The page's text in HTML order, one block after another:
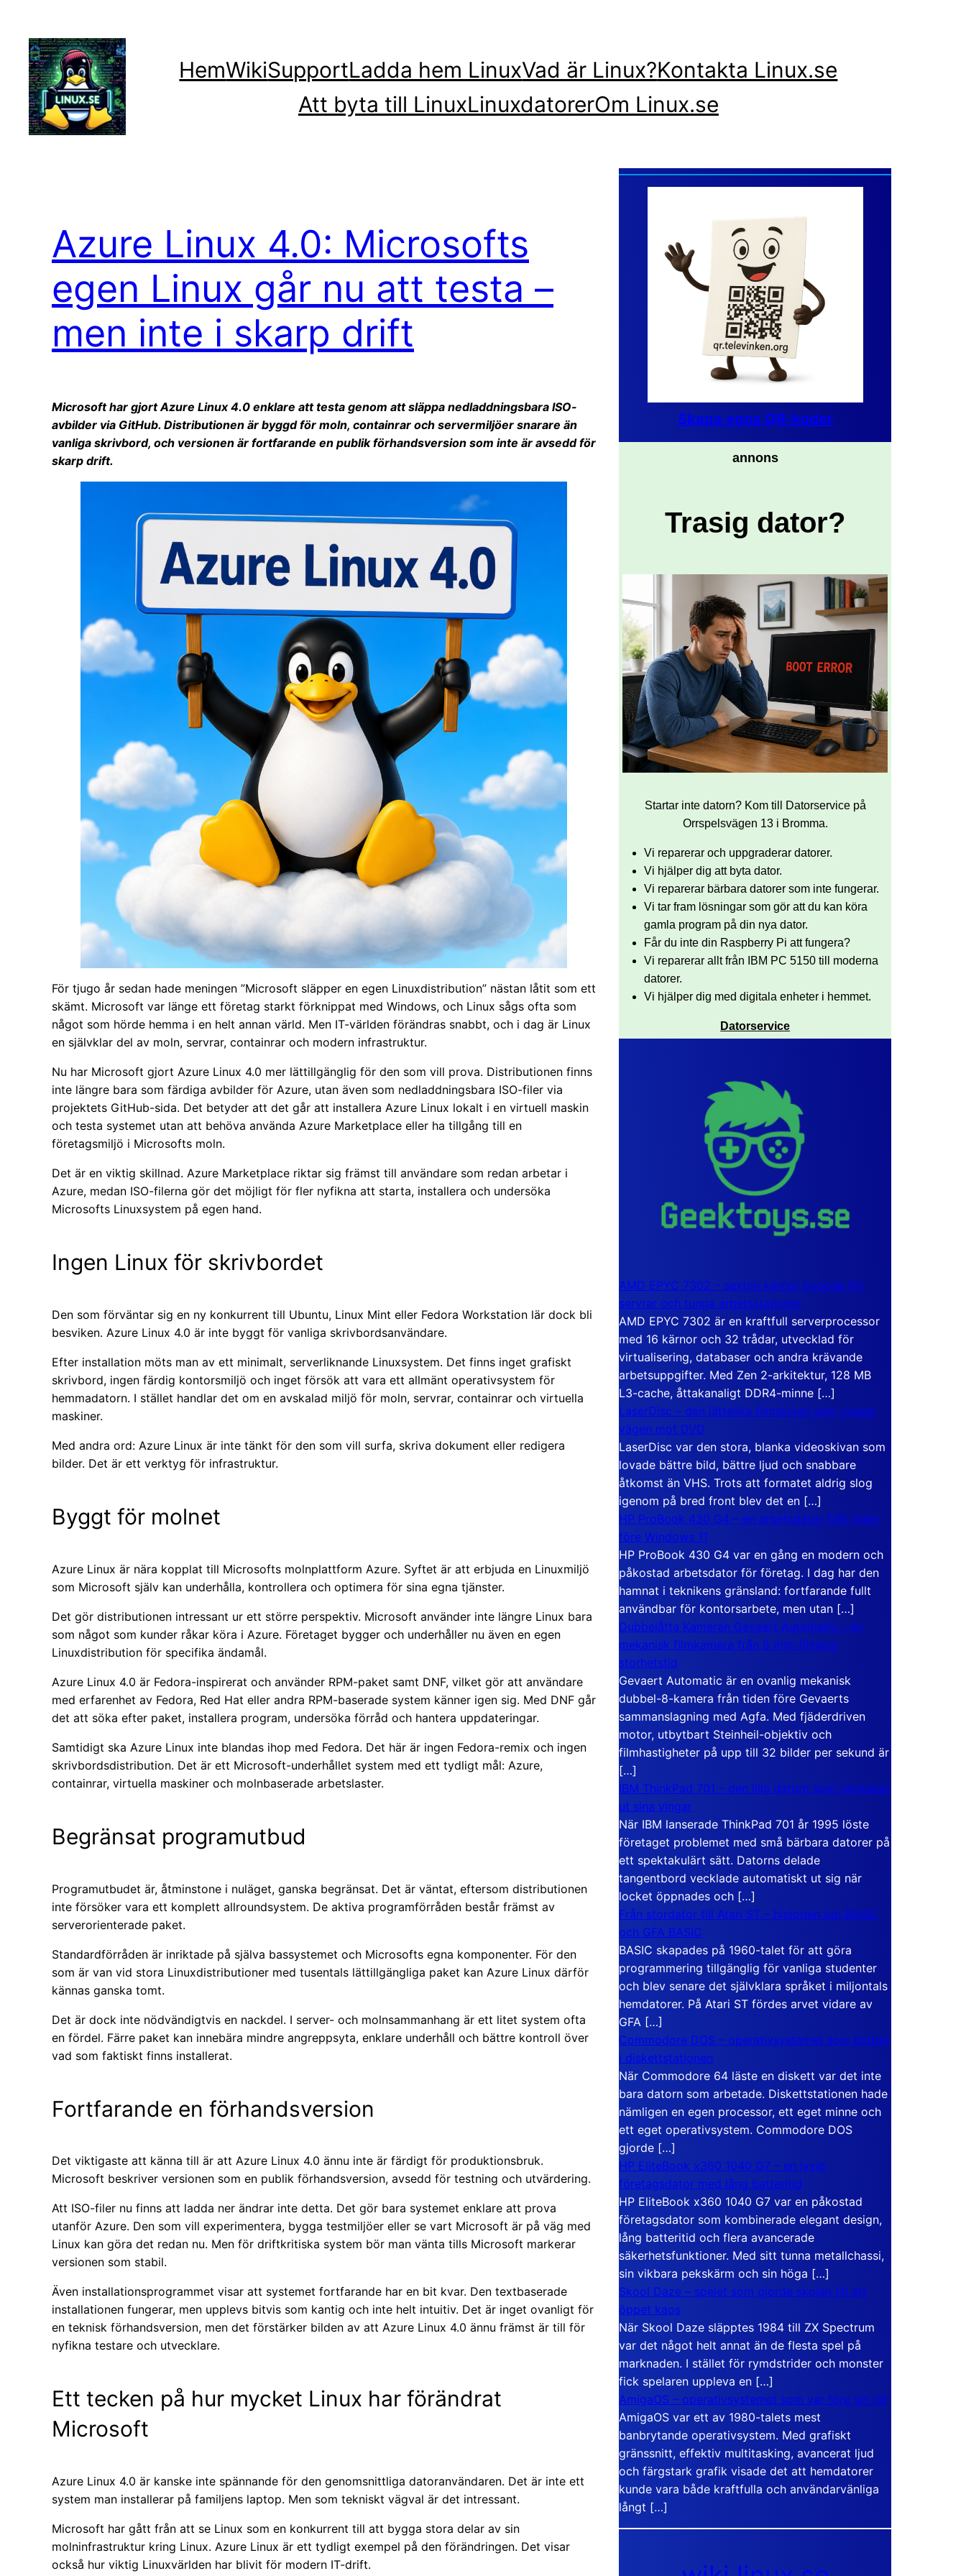
innehåll
HemWikiSupportLadda hem LinuxVad är Linux?Kontakta Linux.se
Att byta till LinuxLinuxdatorerOm Linux.se
Azure Linux 4.0: Microsofts
egen Linux går nu att testa –
men inte i skarp drift
Microsoft har gjort Azure Linux 4.0 enklare att testa genom att släppa nedladdningsbara ISO-
avbilder via GitHub. Distributionen är byggd för moln, containrar och servermiljöer snarare än
vanliga skrivbord, och versionen är fortfarande en publik förhandsversion som inte är avsedd för
skarp drift.
För tjugo år sedan hade meningen ”Microsoft släpper en egen Linuxdistribution” nästan låtit som ett
skämt. Microsoft var länge ett företag starkt förknippat med Windows, och Linux sågs ofta som
något som hörde hemma i en helt annan värld. Men IT-världen förändras snabbt, och i dag är Linux
en självklar del av moln, servrar, containrar och modern infrastruktur.
Nu har Microsoft gjort Azure Linux 4.0 mer lättillgänglig för den som vill prova. Distributionen finns
inte längre bara som färdiga avbilder för Azure, utan även som nedladdningsbara ISO-filer via
projektets GitHub-sida. Det betyder att det går att installera Azure Linux lokalt i en virtuell maskin
och testa systemet utan att behöva använda Azure Marketplace eller ha tillgång till en
företagsmiljö i Microsofts moln.
Det är en viktig skillnad. Azure Marketplace riktar sig främst till användare som redan arbetar i
Azure, medan ISO-filerna gör det möjligt för fler nyfikna att starta, installera och undersöka
Microsofts Linuxsystem på egen hand.
Ingen Linux för skrivbordet
Den som förväntar sig en ny konkurrent till Ubuntu, Linux Mint eller Fedora Workstation lär dock bli
besviken. Azure Linux 4.0 är inte byggt för vanliga skrivbordsanvändare.
Efter installation möts man av ett minimalt, serverliknande Linuxsystem. Det finns inget grafiskt
skrivbord, ingen färdig kontorsmiljö och inget försök att vara ett allmänt operativsystem för
hemmadatorn. I stället handlar det om en avskalad miljö för moln, servrar, containrar och virtuella
maskiner.
Med andra ord: Azure Linux är inte tänkt för den som vill surfa, skriva dokument eller redigera
bilder. Det är ett verktyg för infrastruktur.
Byggt för molnet
Azure Linux är nära kopplat till Microsofts molnplattform Azure. Syftet är att erbjuda en Linuxmiljö
som Microsoft själv kan underhålla, kontrollera och optimera för sina egna tjänster.
Det gör distributionen intressant ur ett större perspektiv. Microsoft använder inte längre Linux bara
som något som kunder råkar köra i Azure. Företaget bygger och underhåller nu även en egen
Linuxdistribution för specifika ändamål.
Azure Linux 4.0 är Fedora-inspirerat och använder RPM-paket samt DNF, vilket gör att användare
med erfarenhet av Fedora, Red Hat eller andra RPM-baserade system känner igen sig. Med DNF går
det att söka efter paket, installera program, undersöka förråd och hantera uppdateringar.
Samtidigt ska Azure Linux inte blandas ihop med Fedora. Det här är ingen Fedora-remix och ingen
skrivbordsdistribution. Det är ett Microsoft-underhållet system med ett tydligt mål: Azure,
containrar, virtuella maskiner och molnbaserade arbetslaster.
Begränsat programutbud
Programutbudet är, åtminstone i nuläget, ganska begränsat. Det är väntat, eftersom distributionen
inte försöker vara ett komplett allroundsystem. De aktiva programförråden består främst av
serverorienterade paket.
Standardförråden är inriktade på själva bassystemet och Microsofts egna komponenter. För den
som är van vid stora Linuxdistributioner med tusentals lättillgängliga paket kan Azure Linux därför
kännas ganska tomt.
Det är dock inte nödvändigtvis en nackdel. I server- och molnsammanhang är ett litet system ofta
en fördel. Färre paket kan innebära mindre angreppsyta, enklare underhåll och bättre kontroll över
vad som faktiskt finns installerat.
Fortfarande en förhandsversion
Det viktigaste att känna till är att Azure Linux 4.0 ännu inte är färdigt för produktionsbruk.
Microsoft beskriver versionen som en publik förhandsversion, avsedd för testning och utvärdering.
Att ISO-filer nu finns att ladda ner ändrar inte detta. Det gör bara systemet enklare att prova
utanför Azure. Den som vill experimentera, bygga testmiljöer eller se vart Microsoft är på väg med
Linux kan göra det redan nu. Men för driftkritiska system bör man vänta tills Microsoft markerar
versionen som stabil.
Även installationsprogrammet visar att systemet fortfarande har en bit kvar. Den textbaserade
installationen fungerar, men upplevs bitvis som kantig och inte helt intuitiv. Det är inget ovanligt för
en teknisk förhandsversion, men det förstärker bilden av att Azure Linux 4.0 ännu främst är till för
nyfikna testare och utvecklare.
Ett tecken på hur mycket Linux har förändrat
Microsoft
Azure Linux 4.0 är kanske inte spännande för den genomsnittliga datoranvändaren. Det är inte ett
system man installerar på familjens laptop. Men som tekniskt vägval är det intressant.
Microsoft har gått från att se Linux som en konkurrent till att bygga stora delar av sin
molninfrastruktur kring Linux. Azure Linux är ett tydligt exempel på den förändringen. Det visar
också hur viktig Linuxvärlden har blivit för modern IT-drift.
Skapa egna QR-koder
annons
Trasig dator?
Startar inte datorn? Kom till Datorservice på
Orrspelsvägen 13 i Bromma.
Vi reparerar och uppgraderar datorer.
Vi hjälper dig att byta dator.
Vi reparerar bärbara datorer som inte fungerar.
Vi tar fram lösningar som gör att du kan köra
gamla program på din nya dator.
Får du inte din Raspberry Pi att fungera?
Vi reparerar allt från IBM PC 5150 till moderna
datorer.
Vi hjälper dig med digitala enheter i hemmet.
Datorservice
AMD EPYC 7302 – sexton kärnor byggda för
servrar och tunga arbetsstationer
AMD EPYC 7302 är en kraftfull serverprocessor
med 16 kärnor och 32 trådar, utvecklad för
virtualisering, databaser och andra krävande
arbetsuppgifter. Med Zen 2-arkitektur, 128 MB
L3-cache, åttakanaligt DDR4-minne […]
LaserDisc – den jättelika filmskivan som visade
vägen mot DVD
LaserDisc var den stora, blanka videoskivan som
lovade bättre bild, bättre ljud och snabbare
åtkomst än VHS. Trots att formatet aldrig slog
igenom på bred front blev det en […]
HP ProBook 430 G4 – en arbetsdator från tiden
före Windows 11
HP ProBook 430 G4 var en gång en modern och
påkostad arbetsdator för företag. I dag har den
hamnat i teknikens gränsland: fortfarande fullt
användbar för kontorsarbete, men utan […]
Dubbelåtta Kameran Gevaert Automatic – en
mekanisk filmkamera från 8 mm-filmens
storhetstid
Gevaert Automatic är en ovanlig mekanisk
dubbel-8-kamera från tiden före Gevaerts
sammanslagning med Agfa. Med fjäderdriven
motor, utbytbart Steinheil-objektiv och
filmhastigheter på upp till 32 bilder per sekund är
[…]
IBM ThinkPad 701 – den lilla datorn som vecklade
ut sina vingar
När IBM lanserade ThinkPad 701 år 1995 löste
företaget problemet med små bärbara datorer på
ett spektakulärt sätt. Datorns delade
tangentbord vecklade automatiskt ut sig när
locket öppnades och […]
Från stordator till Atari ST – historien om BASIC
och GFA BASIC
BASIC skapades på 1960-talet för att göra
programmering tillgänglig för vanliga studenter
och blev senare det självklara språket i miljontals
hemdatorer. På Atari ST fördes arvet vidare av
GFA […]
Commodore DOS – operativsystemet som bodde
i diskettstationen
När Commodore 64 läste en diskett var det inte
bara datorn som arbetade. Diskettstationen hade
nämligen en egen processor, ett eget minne och
ett eget operativsystem. Commodore DOS
gjorde […]
HP EliteBook x360 1040 G7 – en lyxig
företagsdator med lång batteritid
HP EliteBook x360 1040 G7 var en påkostad
företagsdator som kombinerade elegant design,
lång batteritid och flera avancerade
säkerhetsfunktioner. Med sitt tunna metallchassi,
sin vikbara pekskärm och sin höga […]
Skool Daze – spelet som gjorde skolan till ett
öppet kaos
När Skool Daze släpptes 1984 till ZX Spectrum
var det något helt annat än de flesta spel på
marknaden. I stället för rymdstrider och monster
fick spelaren uppleva en […]
AmigaOS – operativsystemet som var före sin tid
AmigaOS var ett av 1980-talets mest
banbrytande operativsystem. Med grafiskt
gränssnitt, effektiv multitasking, avancerat ljud
och färgstark grafik visade det att hemdatorer
kunde vara både kraftfulla och användarvänliga
långt […]